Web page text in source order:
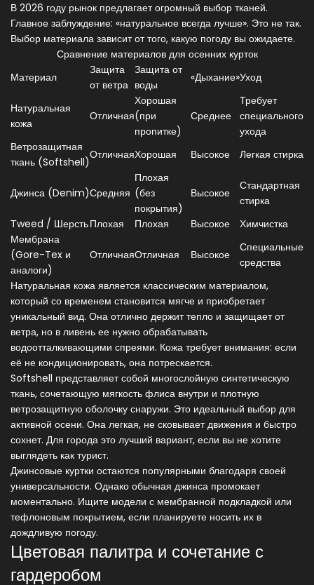
В 2026 году рынок предлагает огромный выбор тканей.
Главное заблуждение: «натуральное всегда лучше». Это не так.
Выбор материала зависит от того, какую погоду вы ожидаете.
Сравнение материалов для осенних курток
Материал
Защита
от ветра
Защита от
воды
«Дыхание»Уход
Натуральная
кожа
Отличная
Хорошая
(при
пропитке)
Среднее
Требует
специального
ухода
Ветрозащитная
ткань (Softshell)
ОтличнаяХорошая Высокое Легкая стирка
Джинса (Denim)Средняя
Плохая
(без
покрытия)
Высокое
Стандартная
стирка
Тweed / ШерстьПлохая Плохая Высокое
Химчистка
Мембрана
(Gore-Tex и
аналоги)
ОтличнаяОтличная Высокое
Специальные
средства
Натуральная кожа является классическим материалом,
который со временем становится мягче и приобретает
уникальный вид. Она отлично держит тепло и защищает от
ветра, но в ливень ее нужно обрабатывать
водоотталкивающими спреями. Кожа требует внимания: если
её не кондиционировать, она потрескается.
Softshell представляет собой многослойную синтетическую
ткань, сочетающую мягкость флиса внутри и плотную
ветрозащитную оболочку снаружи. Это идеальный выбор для
активной осени. Она легкая, не сковывает движения и быстро
сохнет. Для города это лучший вариант, если вы не хотите
выглядеть как турист.
Джинсовые куртки остаются популярными благодаря своей
универсальности. Однако обычная джинса промокает
моментально. Ищите модели с мембранной подкладкой или
тефлоновым покрытием, если планируете носить их в
дождливую погоду.
Цветовая палитра и сочетание с
гардеробом